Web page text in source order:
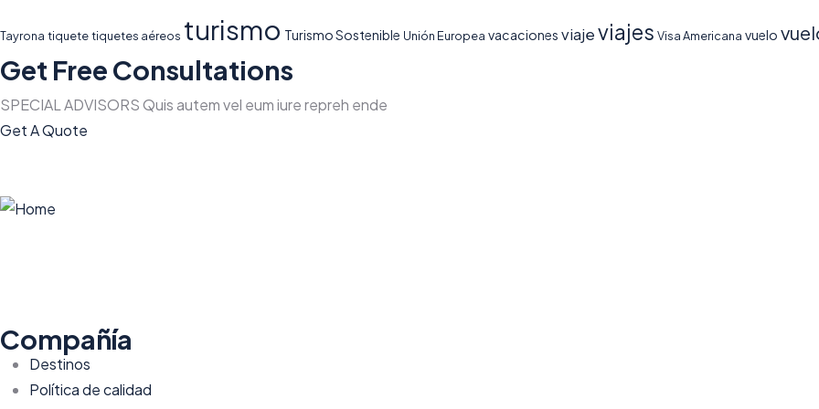
Tayrona tiquetetiquetes aéreos turismo Turismo Sostenible Unión Europea vacaciones viajeviajes Visa Americana vuelo
Get Free Consultations
SPECIAL ADVISORS Quis autem vel eum iure repreh ende
Get A Quote
Compañía
Destinos
Política de calidad